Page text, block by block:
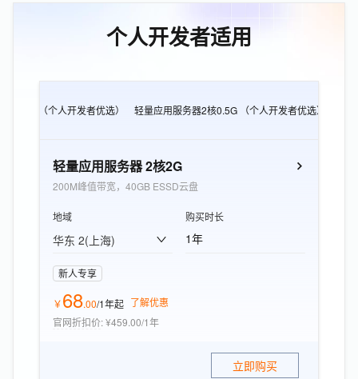
个人开发者适用
e实例 （个人开发者优选） 轻量应用服务器2核0.5G （个人开发者优选）
轻量应用服务器 2核2G
200M峰值带宽，40GB ESSD云盘
地域
华东 2(上海)
购买时长
1年
新人专享
￥68.00/1年起 了解优惠
官网折扣价:¥459.00/1年
立即购买